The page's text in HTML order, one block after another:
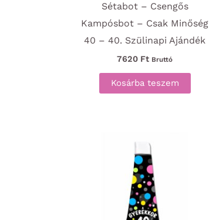
Sétabot – Csengős
Kampósbot – Csak Minőség
40 – 40. Szülinapi Ajándék
7620 Ft Bruttó
Kosárba teszem